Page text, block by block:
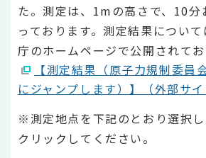
た。測定は、1mの高さで、10
っております。測定結果につい
庁のホームページで公開されてお
【測定結果（原子力規制委員
にジャンプします）】（外部サイ
※測定地点を下記のとおり選択
クリックしてください。